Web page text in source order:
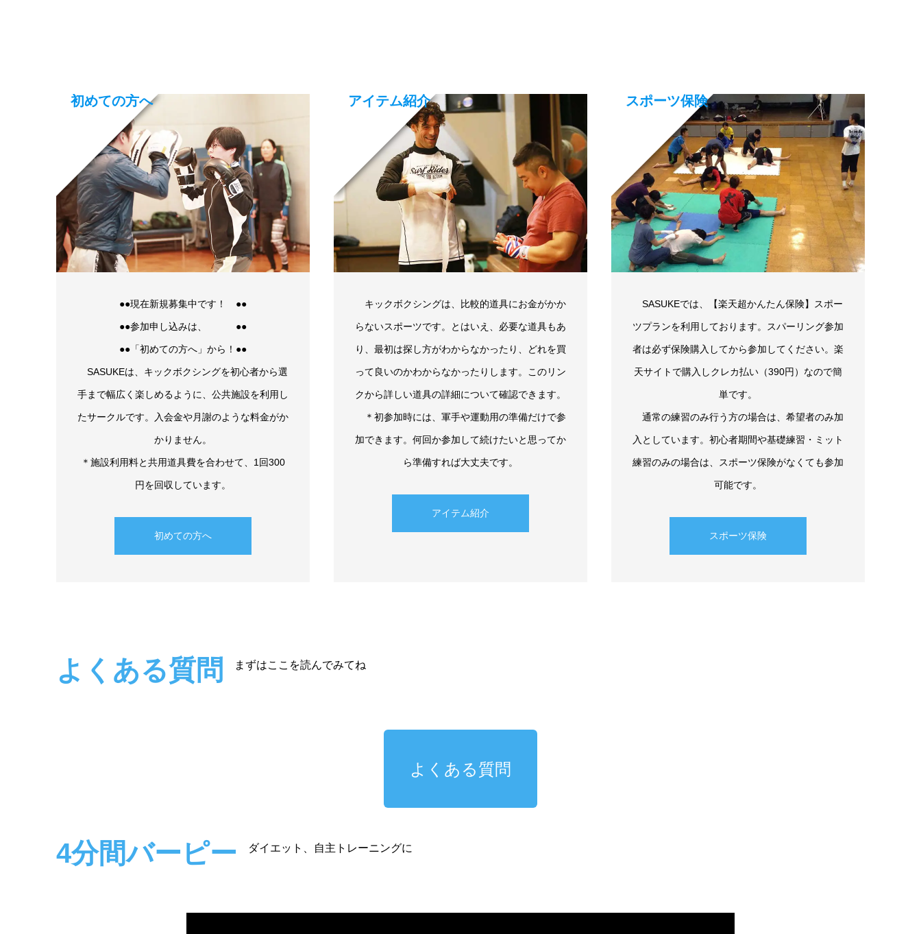
初めての方へ
●●現在新規募集中です！ ●●
●●参加申し込みは、 ●●
●●「初めての方へ」から！●●
SASUKEは、キックボクシングを初心者から選
手まで幅広く楽しめるように、公共施設を利用し
たサークルです。入会金や月謝のような料金がか
かりません。
＊施設利用料と共用道具費を合わせて、1回300
円を回収しています。
初めての方へ
アイテム紹介
キックボクシングは、比較的道具にお金がかか
らないスポーツです。とはいえ、必要な道具もあ
り、最初は探し方がわからなかったり、どれを買
って良いのかわからなかったりします。このリン
クから詳しい道具の詳細について確認できます。
＊初参加時には、軍手や運動用の準備だけで参
加できます。何回か参加して続けたいと思ってか
ら準備すれば大丈夫です。
アイテム紹介
スポーツ保険
SASUKEでは、【楽天超かんたん保険】スポー
ツプランを利用しております。スパーリング参加
者は必ず保険購入してから参加してください。楽
天サイトで購入しクレカ払い（390円）なので簡
単です。
通常の練習のみ行う方の場合は、希望者のみ加
入としています。初心者期間や基礎練習・ミット
練習のみの場合は、スポーツ保険がなくても参加
可能です。
スポーツ保険
よくある質問 まずはここを読んでみてね
よくある質問
4分間バーピー ダイエット、自主トレーニングに